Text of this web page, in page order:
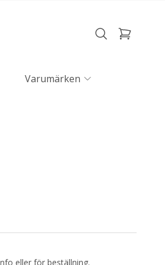
Varumärken
eller för beställning.